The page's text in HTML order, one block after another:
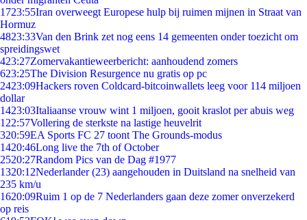
1723:55Iran overweegt Europese hulp bij ruimen mijnen in Straat van
Hormuz
4823:33Van den Brink zet nog eens 14 gemeenten onder toezicht om
spreidingswet
423:27Zomervakantieweerbericht: aanhoudend zomers
623:25The Division Resurgence nu gratis op pc
2423:09Hackers roven Coldcard-bitcoinwallets leeg voor 114 miljoen
dollar
1423:03Italiaanse vrouw wint 1 miljoen, gooit kraslot per abuis weg
1 22:57Vollering de sterkste na lastige heuvelrit
320:59EA Sports FC 27 toont The Grounds-modus
1420:46Long live the 7th of October
2520:27Random Pics van de Dag #1977
1320:12Nederlander (23) aangehouden in Duitsland na snelheid van
235 km/u
1620:09Ruim 1 op de 7 Nederlanders gaan deze zomer onverzekerd
op reis